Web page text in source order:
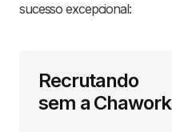
sucesso excepcional:
Recrutando
sem a Chawork